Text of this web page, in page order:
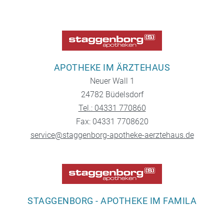
APOTHEKE IM ÄRZTEHAUS
Neuer Wall 1
24782 Büdelsdorf
Tel.: 04331 770860
Fax: 04331 7708620
service@staggenborg-apotheke-aerztehaus.de
STAGGENBORG - APOTHEKE IM FAMILA